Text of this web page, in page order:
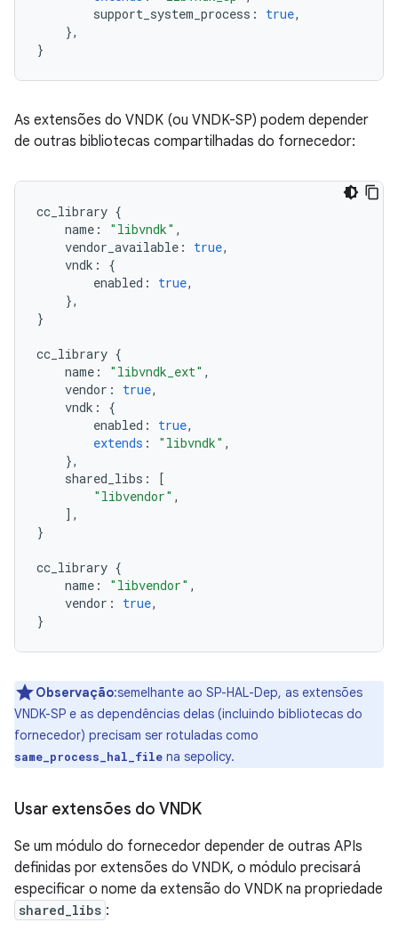
support_system_process : true,
},
}
As extensões do VNDK (ou VNDK-SP) podem depender
de outras bibliotecas compartilhadas do fornecedor:
cc_library {
name : "libvndk" ,
vendor_available : true,
vndk :
{
enabled : true,
},
}
cc_library {
name : "libvndk_ext" ,
vendor : true,
vndk :
{
enabled : true,
extends : "libvndk" ,
},
shared_libs :
[
"libvendor" ,
],
}
cc_library {
name : "libvendor" ,
vendor : true,
}
Observação:semelhante ao SP-HAL-Dep, as extensões
VNDK-SP e as dependências delas (incluindo bibliotecas do
fornecedor) precisam ser rotuladas como
same_process_hal_file na sepolicy.
Usar extensões do VNDK
Se um módulo do fornecedor depender de outras APIs
definidas por extensões do VNDK, o módulo precisará
especificar o nome da extensão do VNDK na propriedade
shared_libs :